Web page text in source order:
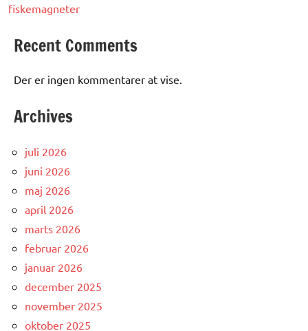
fiskemagneter
Recent Comments
Der er ingen kommentarer at vise.
Archives
juli 2026
juni 2026
maj 2026
april 2026
marts 2026
februar 2026
januar 2026
december 2025
november 2025
oktober 2025